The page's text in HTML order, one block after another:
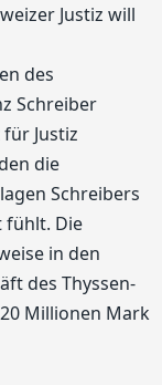
Justiz will
des
Schreiber
Justiz
die
Schreibers
fühlt. Die
in den
des Thyssen-
Millionen Mark